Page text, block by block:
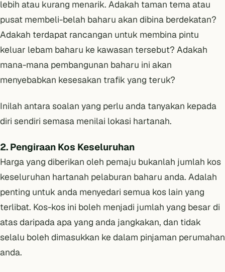
lebih atau kurang menarik. Adakah taman tema atau
pusat membeli-belah baharu akan dibina berdekatan?
Adakah terdapat rancangan untuk membina pintu
keluar lebam baharu ke kawasan tersebut? Adakah
mana-mana pembangunan baharu ini akan
menyebabkan kesesakan trafik yang teruk?
Inilah antara soalan yang perlu anda tanyakan kepada
diri sendiri semasa menilai lokasi hartanah.
2. Pengiraan Kos Keseluruhan
Harga yang diberikan oleh pemaju bukanlah jumlah kos
keseluruhan hartanah pelaburan baharu anda. Adalah
penting untuk anda menyedari semua kos lain yang
terlibat. Kos-kos ini boleh menjadi jumlah yang besar di
atas daripada apa yang anda jangkakan, dan tidak
selalu boleh dimasukkan ke dalam pinjaman perumahan
anda.